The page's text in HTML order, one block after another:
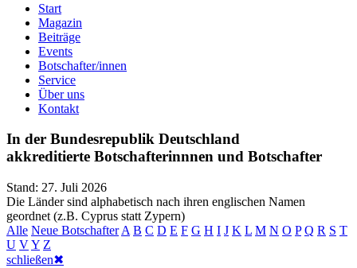
Start
Magazin
Beiträge
Events
Botschafter/innen
Service
Über uns
Kontakt
In der Bundesrepublik Deutschland
akkreditierte Botschafterinnnen und Botschafter
Stand: 27. Juli 2026
Die Länder sind alphabetisch nach ihren englischen Namen
geordnet (z.B. Cyprus statt Zypern)
Alle Neue Botschafter A B C D E F G H I J K L M N O P Q R S T
U VY Z
schließen✖